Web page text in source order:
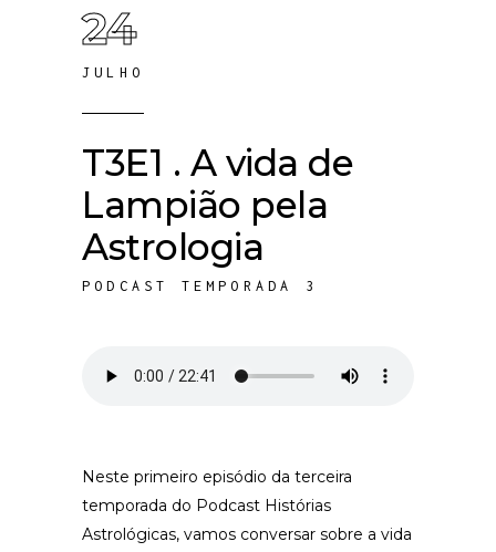
24
JULHO
T3E1 . A vida de
Lampião pela
Astrologia
PODCAST TEMPORADA 3
Neste primeiro episódio da terceira
temporada do Podcast Histórias
Astrológicas, vamos conversar sobre a vida